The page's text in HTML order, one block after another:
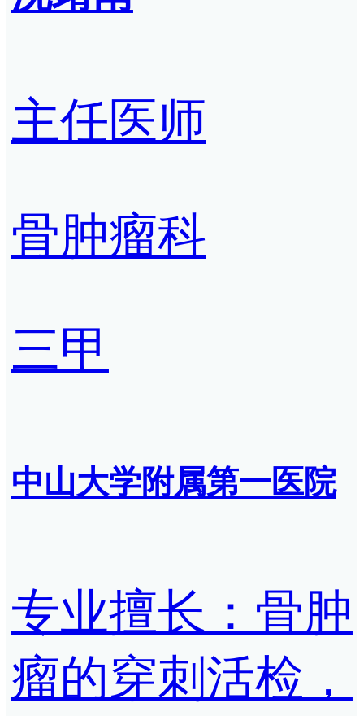
主任医师
骨肿瘤科
三甲
中山大学附属第一医院
专业擅长：骨肿
瘤的穿刺活检，